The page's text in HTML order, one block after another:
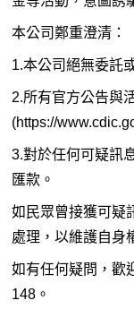
本公司鄭重澄清：
1.本公司絕無委託
2.所有官方公告與
(https://
3.對於任何可疑訊
匯款。
如民眾曾接獲可疑
處理，以維護自身
如有任何疑問，歡
148。